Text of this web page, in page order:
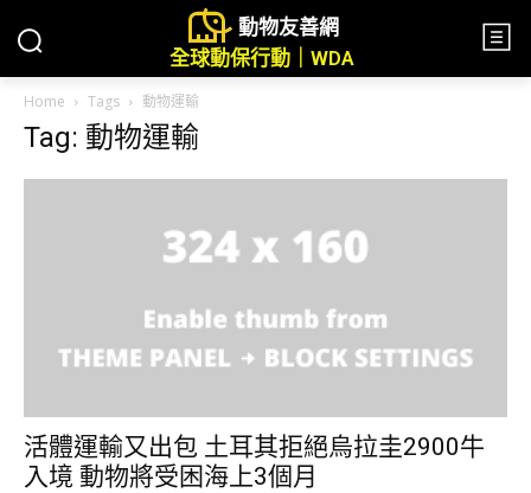
動物友善網
全球動保行動｜WDA
Home Tags 動物運輸
Tag: 動物運輸
活體運輸又出包 土耳其拒絕烏拉圭2900牛
入境 動物將受困海上3個月